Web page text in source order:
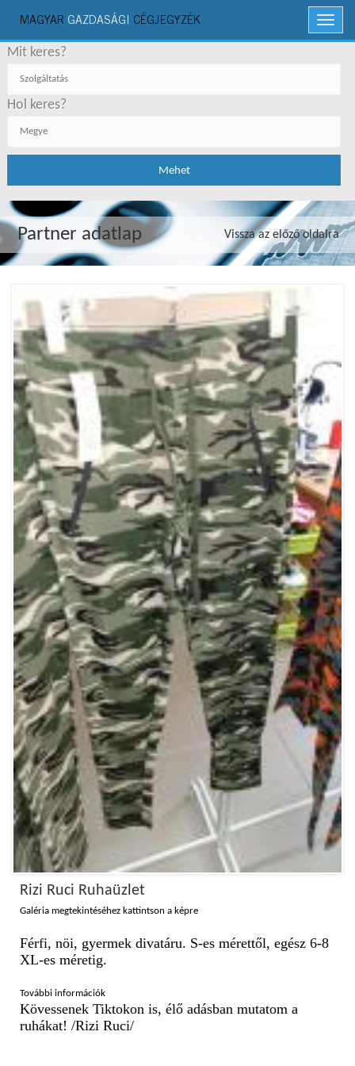
Menü
MAGYAR GAZDASÁGI CÉGJEGYZÉK
Mit keres?
Hol keres?
Partner adatlap Vissza az előző oldalra
Rizi Ruci Ruhaüzlet
Galéria megtekintéséhez kattintson a képre
Férfi, nöi, gyermek divatáru. S-es mérettől, egész 6-8
XL-es méretig.
További információk
Kövessenek Tiktokon is, élő adásban mutatom a
ruhákat! /Rizi Ruci/